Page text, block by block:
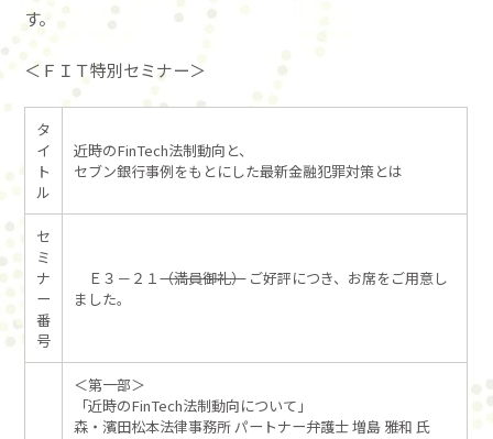
す。
＜ＦＩＴ特別セミナー＞
タ
イ
ト
ル
近時のFinTech法制動向と、
セブン銀行事例をもとにした最新金融犯罪対策とは
セ
ミ
ナ
ー
番
号
Ｅ３－２１（満員御礼）ご好評につき、お席をご用意し
ました。
＜第一部＞
「近時のFinTech法制動向について」
森・濱田松本法律事務所 パートナー弁護士 増島 雅和 氏